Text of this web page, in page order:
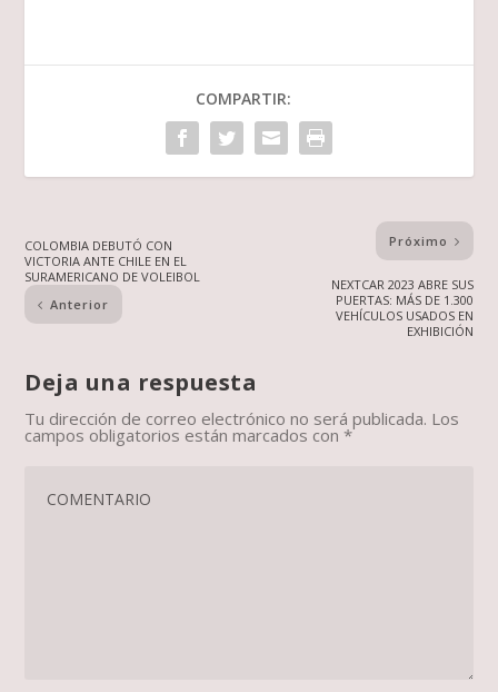
COMPARTIR:
COLOMBIA DEBUTÓ CON
VICTORIA ANTE CHILE EN EL
SURAMERICANO DE VOLEIBOL
Anterior
Próximo
NEXTCAR 2023 ABRE SUS
PUERTAS: MÁS DE 1.300
VEHÍCULOS USADOS EN
EXHIBICIÓN
Deja una respuesta
Tu dirección de correo electrónico no será publicada. Los
campos obligatorios están marcados con*